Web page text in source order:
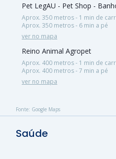
Pet LegAU - Pet Shop -
Aprox. 350 metros - 1 min de
Aprox. 350 metros - 6 min a pé
ver no mapa
Reino Animal Agropet
Aprox. 400 metros - 1 min de
Aprox. 400 metros - 7 min a pé
ver no mapa
Fonte: Google Maps
Saúde